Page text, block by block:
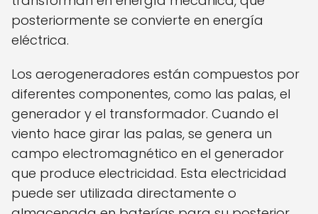
posteriormente se convierte en energía
eléctrica.
Los aerogeneradores están compuestos por
diferentes componentes, como las palas, el
generador y el transformador. Cuando el
viento hace girar las palas, se genera un
campo electromagnético en el generador
que produce electricidad. Esta electricidad
puede ser utilizada directamente o